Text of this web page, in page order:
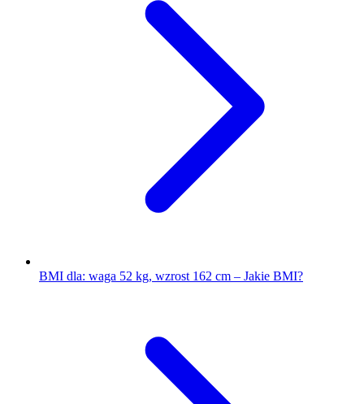
BMI dla: waga 52 kg, wzrost 162 cm – Jakie BMI?